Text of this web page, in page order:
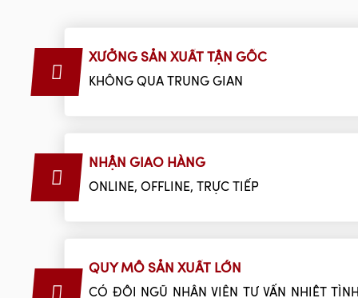
XƯỞNG SẢN XUẤT TẬN GỐC
KHÔNG QUA TRUNG GIAN
NHẬN GIAO HÀNG
ONLINE, OFFLINE, TRỰC TIẾP
QUY MÔ SẢN XUẤT LỚN
CÓ ĐỘI NGŨ NHÂN VIÊN TƯ VẤN NHIỆT